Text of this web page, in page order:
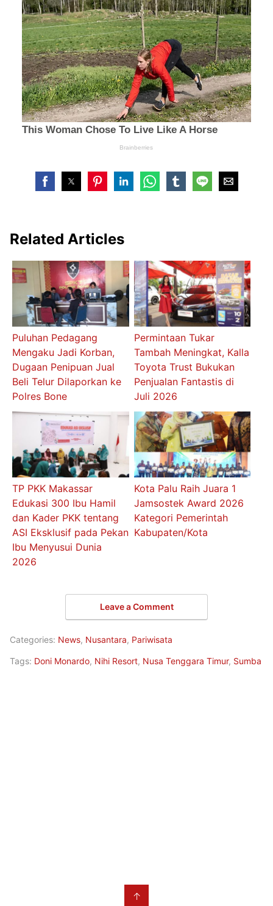
Related Articles
Puluhan Pedagang
Mengaku Jadi Korban,
Dugaan Penipuan Jual
Beli Telur Dilaporkan ke
Polres Bone
Permintaan Tukar
Tambah Meningkat, Kalla
Toyota Trust Bukukan
Penjualan Fantastis di
Juli 2026
TP PKK Makassar
Edukasi 300 Ibu Hamil
dan Kader PKK tentang
ASI Eksklusif pada Pekan
Ibu Menyusui Dunia
2026
Kota Palu Raih Juara 1
Jamsostek Award 2026
Kategori Pemerintah
Kabupaten/Kota
Leave a Comment
Categories: News, Nusantara, Pariwisata
Tags: Doni Monardo, Nihi Resort, Nusa Tenggara Timur, Sumba
↑